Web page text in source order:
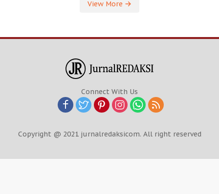
View More
Connect With Us
Copyright @ 2021 jurnalredaksicom. All right reserved